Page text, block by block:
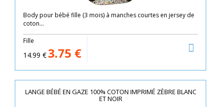
Body pour bébé fille (3 mois) à manches courtes en jersey de
coton...
Fille
14.99 € 3.75 €
LANGE BÉBÉ EN GAZE 100% COTON IMPRIMÉ ZÈBRE BLANC
ET NOIR